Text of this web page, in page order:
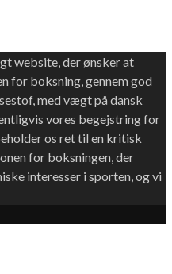
website, der ønsker at
for boksning, gennem god
med vægt på dansk
vores begejstring for
os ret til en kritisk
for boksningen, der
interesser i sporten, og vi